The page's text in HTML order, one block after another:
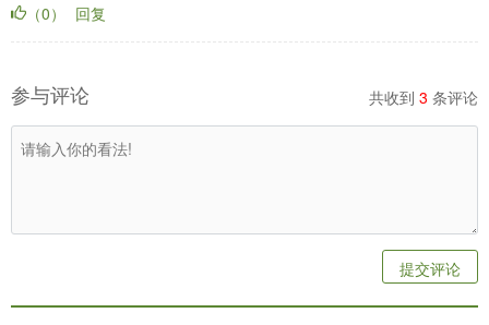
（0） 回复
参与评论 共收到 3 条评论
提交评论